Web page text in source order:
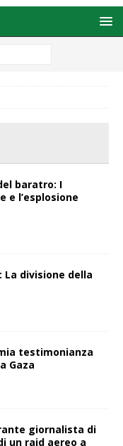
baratro: I
e l’esplosione
La divisione della
testimonianza
Gaza
giornalista di
un raid aereo a